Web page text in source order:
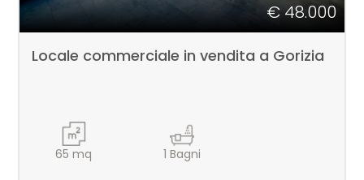
€ 48.000
Locale commerciale in vendita a Gorizia
65 mq 1 Bagni